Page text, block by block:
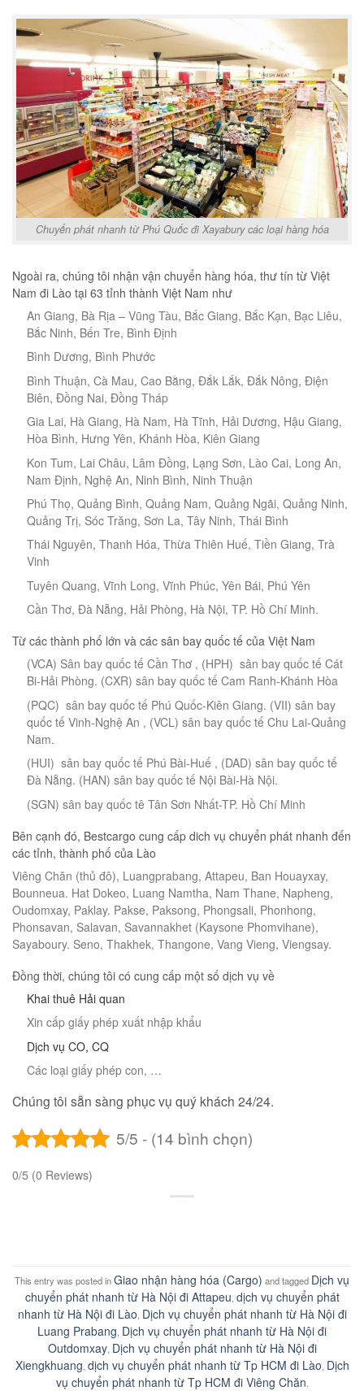
Chuyển phát nhanh từ Phú Quốc đi Xayabury các loại hàng hóa
Ngoài ra, chúng tôi nhận vận chuyển hàng hóa, thư tín từ Việt
Nam đi Lào tại 63 tỉnh thành Việt Nam như
An Giang, Bà Rịa – Vũng Tàu, Bắc Giang, Bắc Kạn, Bạc Liêu,
Bắc Ninh, Bến Tre, Bình Định
Bình Dương, Bình Phước
Bình Thuận, Cà Mau, Cao Bằng, Đắk Lắk, Đắk Nông, Điện
Biên, Đồng Nai, Đồng Tháp
Gia Lai, Hà Giang, Hà Nam, Hà Tĩnh, Hải Dương, Hậu Giang,
Hòa Bình, Hưng Yên, Khánh Hòa, Kiên Giang
Kon Tum, Lai Châu, Lâm Đồng, Lạng Sơn, Lào Cai, Long An,
Nam Định, Nghệ An, Ninh Bình, Ninh Thuận
Phú Thọ, Quảng Bình, Quảng Nam, Quảng Ngãi, Quảng Ninh,
Quảng Trị, Sóc Trăng, Sơn La, Tây Ninh, Thái Bình
Thái Nguyên, Thanh Hóa, Thừa Thiên Huế, Tiền Giang, Trà
Vinh
Tuyên Quang, Vĩnh Long, Vĩnh Phúc, Yên Bái, Phú Yên
Cần Thơ, Đà Nẵng, Hải Phòng, Hà Nội, TP. Hồ Chí Minh.
Từ các thành phố lớn và các sân bay quốc tế của Việt Nam
(VCA) Sân bay quốc tế Cần Thơ , (HPH) sân bay quốc tế Cát
Bi-Hải Phòng. (CXR) sân bay quốc tế Cam Ranh-Khánh Hòa
(PQC) sân bay quốc tế Phú Quốc-Kiên Giang. (VII) sân bay
quốc tế Vinh-Nghệ An , (VCL) sân bay quốc tế Chu Lai-Quảng
Nam.
(HUI) sân bay quốc tế Phú Bài-Huế , (DAD) sân bay quốc tế
Đà Nẵng. (HAN) sân bay quốc tế Nội Bài-Hà Nội.
(SGN) sân bay quốc tê Tân Sơn Nhất-TP. Hồ Chí Minh
Bên cạnh đó, Bestcargo cung cấp dich vụ chuyển phát nhanh đến
các tỉnh, thành phố của Lào
Viêng Chăn (thủ đô), Luangprabang, Attapeu, Ban Houayxay,
Bounneua. Hat Dokeo, Luang Namtha, Nam Thane, Napheng,
Oudomxay, Paklay. Pakse, Paksong, Phongsali, Phonhong,
Phonsavan, Salavan, Savannakhet (Kaysone Phomvihane),
Sayaboury. Seno, Thakhek, Thangone, Vang Vieng, Viengsay.
Đồng thời, chúng tôi có cung cấp một số dịch vụ về
Khai thuê Hải quan
Xin cấp giấy phép xuất nhập khẩu
Dịch vụ CO, CQ
Các loại giấy phép con, …
Chúng tôi sẵn sàng phục vụ quý khách 24/24.
5/5 - (14 bình chọn)
0/5 (0 Reviews)
This entry was posted inGiao nhận hàng hóa (Cargo) and tagged Dịch vụ
chuyển phát nhanh từ Hà Nội đi Attapeu dịch vụ chuyển phát
nhanh từ Hà Nội đi Lào Dịch vụ chuyển phát nhanh từ Hà Nội đi
Luang Prabang Dịch vụ chuyển phát nhanh từ Hà Nội đi
Outdomxay, Dịch vụ chuyển phát nhanh từ Hà Nội đi
Xiengkhuang dịch vụ chuyển phát nhanh từ Tp HCM đi Lào Dịch
vụ chuyển phát nhanh từ Tp HCM đi Viêng Chăn